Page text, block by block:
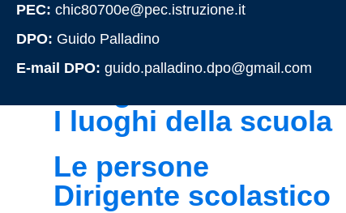
Presentazione
Chi siamo
I luoghi della scuola
Le persone
Dirigente scolastico
PEC: chic80700e@pec.istruzione.it
DPO: Guido Palladino
E-mail DPO: guido.palladino.dpo@gmail.com